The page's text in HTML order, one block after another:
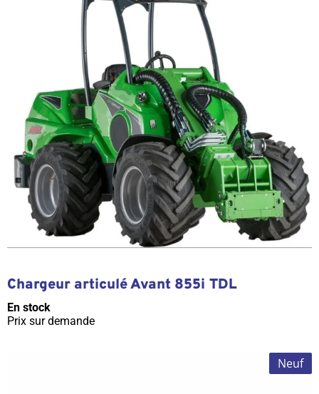
Chargeur articulé Avant 855i TDL
En stock
Prix sur demande
Neuf